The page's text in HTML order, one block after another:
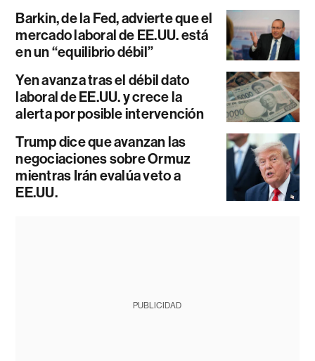
Barkin, de la Fed, advierte que el
mercado laboral de EE.UU. está
en un “equilibrio débil”
Yen avanza tras el débil dato
laboral de EE.UU. y crece la
alerta por posible intervención
Trump dice que avanzan las
negociaciones sobre Ormuz
mientras Irán evalúa veto a
EE.UU.
PUBLICIDAD